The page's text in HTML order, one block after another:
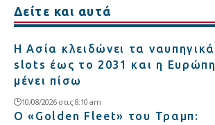
Δείτε και αυτά
Η Ασία κλειδώνει τα ναυπηγικά
slots έως το 2031 και η Ευρώπη
μένει πίσω
10/08/2026 στις 8:10 am
Ο «Golden Fleet» του Τραμπ: